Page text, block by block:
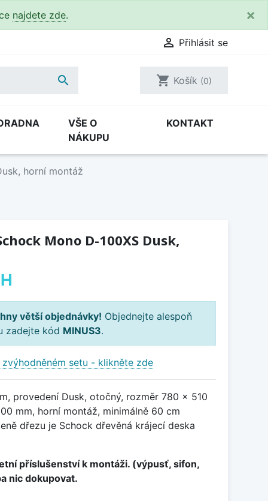
najdete zde. ×
 Přihlásit se
 shopping_cart Košík (0)
VŠE O
NÁKUPU
KONTAKT
horní montáž
Mono D-100XS Dusk,
větší objednávky! Objednejte alespoň
zadejte kód MINUS3.
setu - klikněte zde
provedení Dusk, otočný, rozměr 780 x 510
mm, horní montáž, minimálně 60 cm
dřezu je Schock dřevěná krájecí deska
příslušenství k montáži. (výpusť, sifon,
nic dokupovat.